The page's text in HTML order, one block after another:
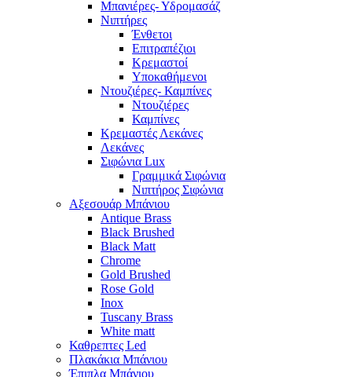
Μπανιέρες- Υδρομασάζ
Νιπτήρες
Ένθετοι
Επιτραπέζιοι
Κρεμαστοί
Υποκαθήμενοι
Ντουζιέρες- Καμπίνες
Ντουζιέρες
Καμπίνες
Κρεμαστές Λεκάνες
Λεκάνες
Σιφώνια Lux
Γραμμικά Σιφώνια
Νιπτήρος Σιφώνια
Αξεσουάρ Μπάνιου
Antique Brass
Black Brushed
Black Matt
Chrome
Gold Brushed
Rose Gold
Inox
Tuscany Brass
White matt
Καθρεπτες Led
Πλακάκια Μπάνιου
Έπιπλα Μπάνιου